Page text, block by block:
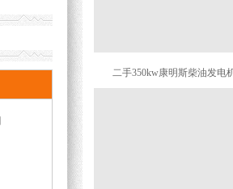
二手350kw康明斯柴油发电